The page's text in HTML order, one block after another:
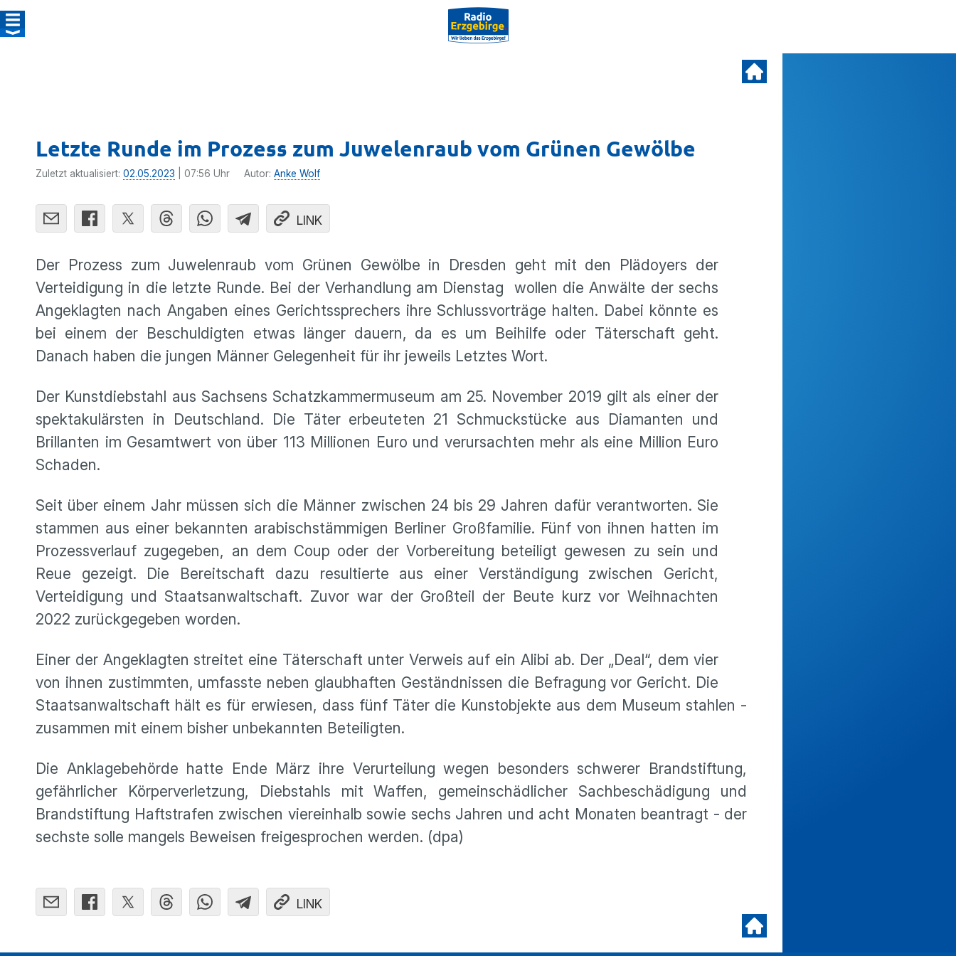
Letzte Runde im Prozess zum Juwelenraub vom Grünen Gewölbe
Zuletzt aktualisiert: 02.05.2023 | 07:56 Uhr Autor: Anke Wolf
LINK
Der Prozess zum Juwelenraub vom Grünen Gewölbe in Dresden geht mit den Plädoyers der
Verteidigung in die letzte Runde. Bei der Verhandlung am Dienstag wollen die Anwälte der sechs
Angeklagten nach Angaben eines Gerichtssprechers ihre Schlussvorträge halten. Dabei könnte es
bei einem der Beschuldigten etwas länger dauern, da es um Beihilfe oder Täterschaft geht.
Danach haben die jungen Männer Gelegenheit für ihr jeweils Letztes Wort.
Der Kunstdiebstahl aus Sachsens Schatzkammermuseum am 25. November 2019 gilt als einer der
spektakulärsten in Deutschland. Die Täter erbeuteten 21 Schmuckstücke aus Diamanten und
Brillanten im Gesamtwert von über 113 Millionen Euro und verursachten mehr als eine Million Euro
Schaden.
Seit über einem Jahr müssen sich die Männer zwischen 24 bis 29 Jahren dafür verantworten. Sie
stammen aus einer bekannten arabischstämmigen Berliner Großfamilie. Fünf von ihnen hatten im
Prozessverlauf zugegeben, an dem Coup oder der Vorbereitung beteiligt gewesen zu sein und
Reue gezeigt. Die Bereitschaft dazu resultierte aus einer Verständigung zwischen Gericht,
Verteidigung und Staatsanwaltschaft. Zuvor war der Großteil der Beute kurz vor Weihnachten
2022 zurückgegeben worden.
Einer der Angeklagten streitet eine Täterschaft unter Verweis auf ein Alibi ab. Der „Deal“, dem vier
von ihnen zustimmten, umfasste neben glaubhaften Geständnissen die Befragung vor Gericht. Die
Staatsanwaltschaft hält es für erwiesen, dass fünf Täter die Kunstobjekte aus dem Museum stahlen -
zusammen mit einem bisher unbekannten Beteiligten.
Die Anklagebehörde hatte Ende März ihre Verurteilung wegen besonders schwerer Brandstiftung,
gefährlicher Körperverletzung, Diebstahls mit Waffen, gemeinschädlicher Sachbeschädigung und
Brandstiftung Haftstrafen zwischen viereinhalb sowie sechs Jahren und acht Monaten beantragt - der
sechste solle mangels Beweisen freigesprochen werden. (dpa)
LINK